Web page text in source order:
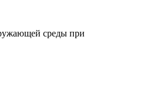
среды при